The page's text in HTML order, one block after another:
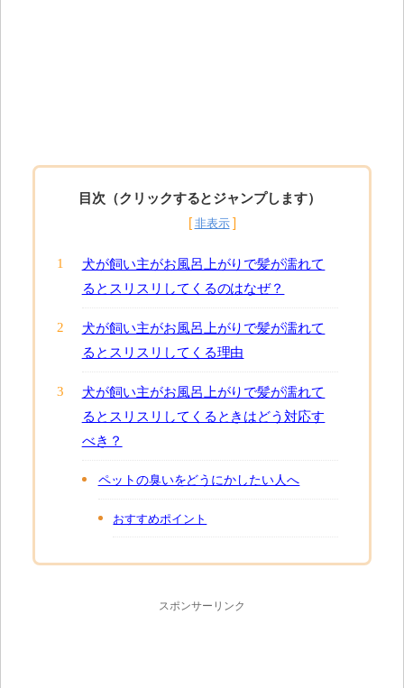
目次（クリックするとジャンプします）
犬が飼い主がお風呂上がりで髪が濡れて
るとスリスリしてくるのはなぜ？
犬が飼い主がお風呂上がりで髪が濡れて
るとスリスリしてくる理由
犬が飼い主がお風呂上がりで髪が濡れて
るとスリスリしてくるときはどう対応す
べき？
ペットの臭いをどうにかしたい人へ
おすすめポイント
スポンサーリンク